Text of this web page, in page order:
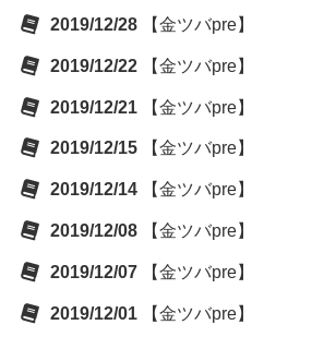
2019/12/28 【金ツバpre】
2019/12/22 【金ツバpre】
2019/12/21 【金ツバpre】
2019/12/15 【金ツバpre】
2019/12/14 【金ツバpre】
2019/12/08 【金ツバpre】
2019/12/07 【金ツバpre】
2019/12/01 【金ツバpre】